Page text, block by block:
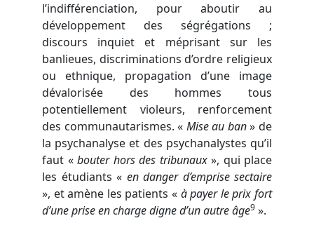
l’indifférenciation, pour aboutir au
développement des ségrégations ;
discours inquiet et méprisant sur les
banlieues, discriminations d’ordre religieux
ou ethnique, propagation d’une image
dévalorisée des hommes tous
potentiellement violeurs, renforcement
des communautarismes. « Mise au ban» de
la psychanalyse et des psychanalystes qu’il
faut « bouter hors des tribunaux », qui place
les étudiants « en danger d’emprise sectaire
», et amène les patients « à payer le prix fort
d’une prise en charge digne d’un autre âge9 ».